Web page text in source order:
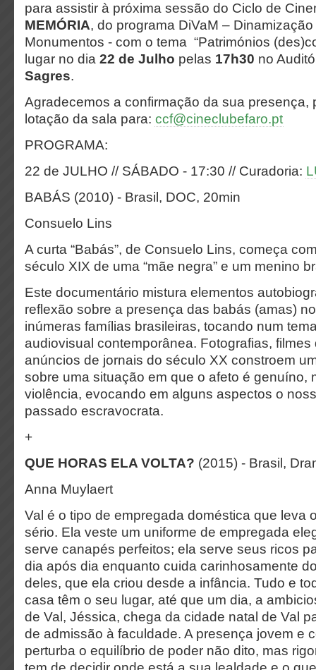
para assistir à próxima sessão do Ciclo de
MEMÓRIA, do programa DiVaM –
Monumentos - com o tema “Patrimónios
lugar no dia 22 de Julho pelas 17h30 no
Sagres.
Agradecemos a confirmação da sua presença,
lotação da sala para: ccf@cineclubefaro.pt
PROGRAMA:
22 de JULHO // SÁBADO - 17:30 // Curadoria:
BABÁS (2010) - Brasil, DOC, 20min
Consuelo Lins
A curta “Babás”, de Consuelo Lins, começa
século XIX de uma “mãe negra” e um menino
Este documentário mistura elementos
reflexão sobre a presença das babás (amas)
inúmeras famílias brasileiras, tocando num
audiovisual contemporânea. Fotografias, filmes
anúncios de jornais do século XX constroem
sobre uma situação em que o afeto é genuíno,
violência, evocando em alguns aspectos o
passado escravocrata.
+
QUE HORAS ELA VOLTA? (2015) - Brasil,
Anna Muylaert
Val é o tipo de empregada doméstica que leva
sério. Ela veste um uniforme de empregada
serve canapés perfeitos; ela serve seus ricos
dia após dia enquanto cuida carinhosamente
deles, que ela criou desde a infância. Tudo e
casa têm o seu lugar, até que um dia, a
de Val, Jéssica, chega da cidade natal de Val
de admissão à faculdade. A presença jovem e
perturba o equilíbrio de poder não dito, mas